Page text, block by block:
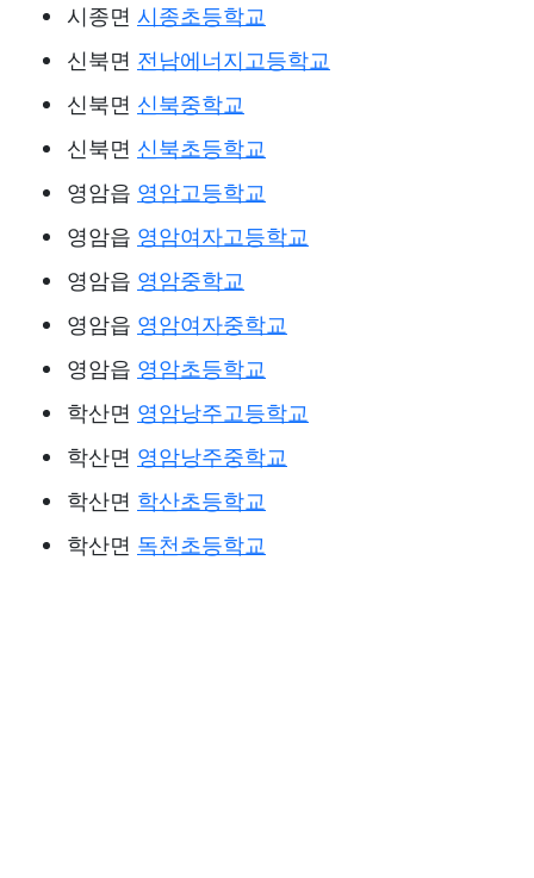
시종면 시종초등학교
신북면 전남에너지고등학교
신북면 신북중학교
신북면 신북초등학교
영암읍 영암고등학교
영암읍 영암여자고등학교
영암읍 영암중학교
영암읍 영암여자중학교
영암읍 영암초등학교
학산면 영암낭주고등학교
학산면 영암낭주중학교
학산면 학산초등학교
학산면 독천초등학교